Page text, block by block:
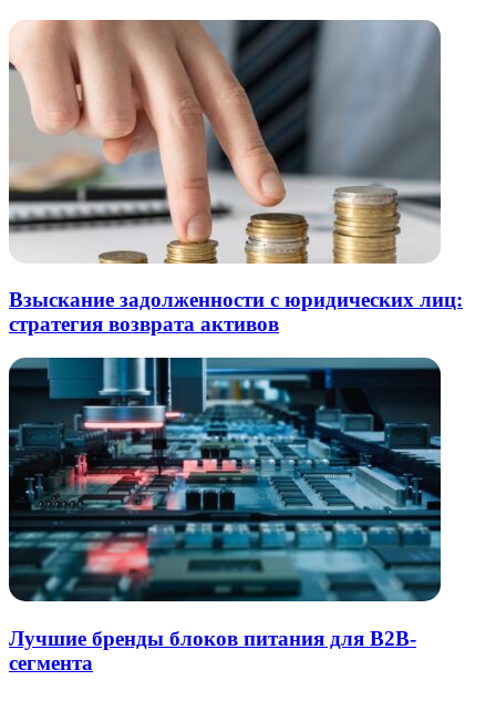
Взыскание задолженности с юридических лиц:
стратегия возврата активов
Лучшие бренды блоков питания для B2B-
сегмента